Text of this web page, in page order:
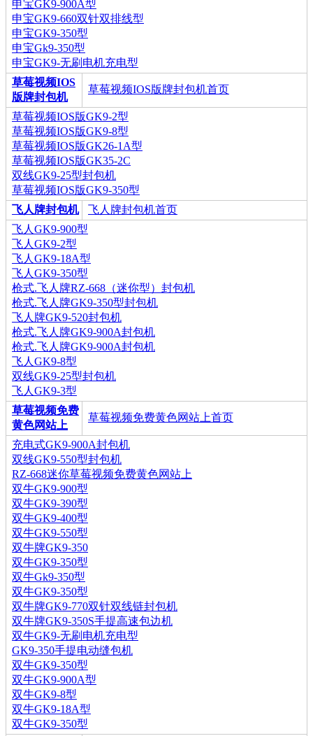
申宝GK9-900A型
申宝GK9-660双针双排线型
申宝GK9-350型
申宝Gk9-350型
申宝GK9-无刷电机充电型
草莓视频IOS
版牌封包机
草莓视频IOS版牌封包机首页
草莓视频IOS版GK9-2型
草莓视频IOS版GK9-8型
草莓视频IOS版GK26-1A型
草莓视频IOS版GK35-2C
双线GK9-25型封包机
草莓视频IOS版GK9-350型
飞人牌封包机
飞人牌封包机首页
飞人GK9-900型
飞人GK9-2型
飞人GK9-18A型
飞人GK9-350型
枪式.飞人牌RZ-668（迷你型）封包机
枪式.飞人牌GK9-350型封包机
飞人牌GK9-520封包机
枪式.飞人牌GK9-900A封包机
枪式.飞人牌GK9-900A封包机
飞人GK9-8型
双线GK9-25型封包机
飞人GK9-3型
草莓视频免费
黄色网站上
草莓视频免费黄色网站上首页
充电式GK9-900A封包机
双线GK9-550型封包机
RZ-668迷你草莓视频免费黄色网站上
双牛GK9-900型
双牛GK9-390型
双牛GK9-400型
双牛GK9-550型
双牛牌GK9-350
双牛GK9-350型
双牛Gk9-350型
双牛GK9-350型
双牛牌GK9-770双针双线链封包机
双牛牌GK9-350S手提高速包边机
双牛GK9-无刷电机充电型
GK9-350手提电动缝包机
双牛GK9-350型
双牛GK9-900A型
双牛GK9-8型
双牛GK9-18A型
双牛GK9-350型